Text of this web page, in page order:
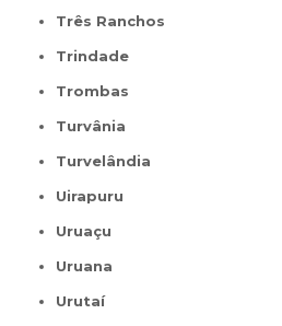
Três Ranchos
Trindade
Trombas
Turvânia
Turvelândia
Uirapuru
Uruaçu
Uruana
Urutaí